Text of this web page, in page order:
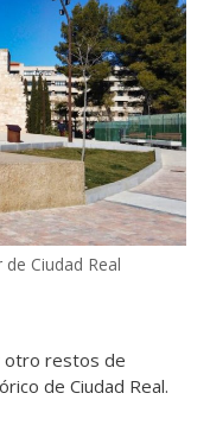
Ciudad Real
otro restos de
de Ciudad Real.